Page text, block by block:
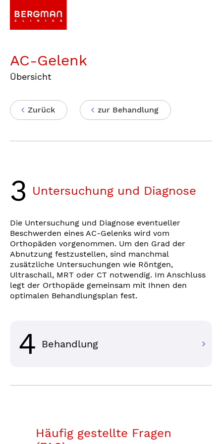
AC-Gelenk
Übersicht
Zurück zur Behandlung
3 Untersuchung und Diagnose
Die Untersuchung und Diagnose eventueller
Beschwerden eines AC-Gelenks wird vom
Orthopäden vorgenommen. Um den Grad der
Abnutzung festzustellen, sind manchmal
zusätzliche Untersuchungen wie Röntgen,
Ultraschall, MRT oder CT notwendig. Im Anschluss
legt der Orthopäde gemeinsam mit Ihnen den
optimalen Behandlungsplan fest.
4 Behandlung
Häufig gestellte Fragen